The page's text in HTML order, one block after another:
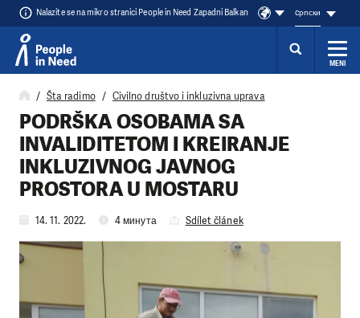
Přeskočit na obsah
Nalazite se na mikro stranici People in Need Zapadni Balkan cрпски
MENI
Šta radimo Civilno društvo i inkluzivna uprava
PODRŠKA OSOBAMA SA
INVALIDITETOM I KREIRANJE
INKLUZIVNOG JAVNOG
PROSTORA U MOSTARU
14. 11. 2022. 4 минута Sdílet článek